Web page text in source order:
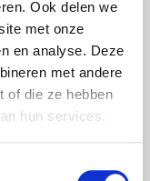
Ook delen we
met onze
en analyse. Deze
met andere
of die ze hebben
hun services.
een 9,6